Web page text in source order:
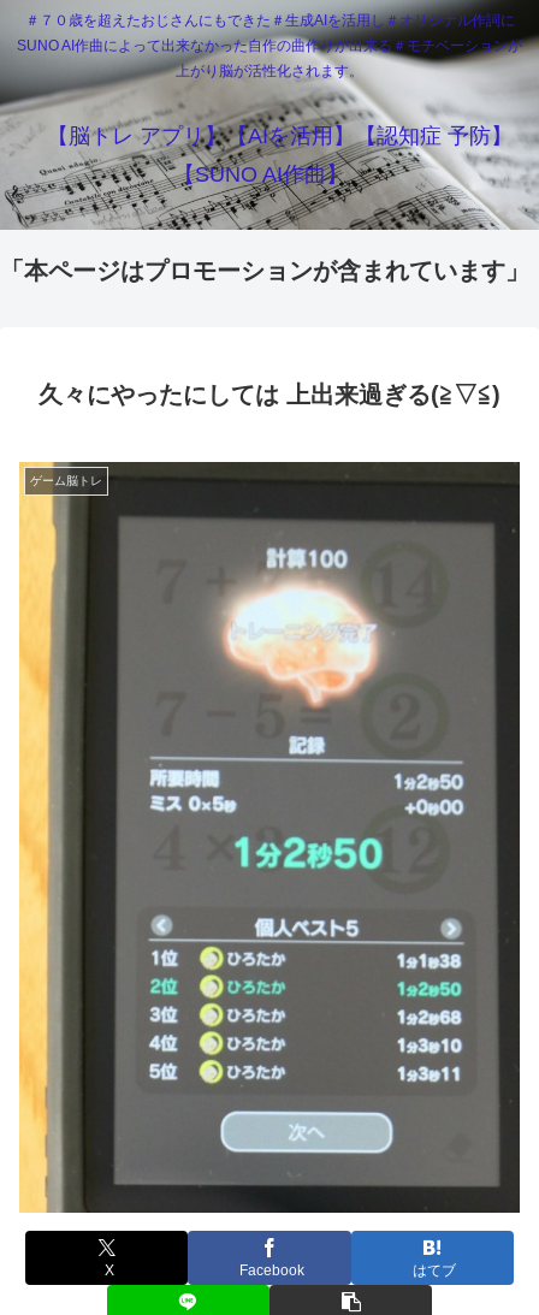
＃７０歳を超えたおじさんにもできた＃生成AIを活用し＃オリジナル作詞に
SUNO AI作曲によって出来なかった自作の曲作りが出来る＃モチベーションが
上がり脳が活性化されます。
【脳トレ アプリ】【AIを活用】【認知症 予防】
【SUNO AI作曲】
「本ページはプロモーションが含まれています」
久々にやったにしては 上出来過ぎる(≧▽≦)
ゲーム脳トレ
X Facebook はてブ